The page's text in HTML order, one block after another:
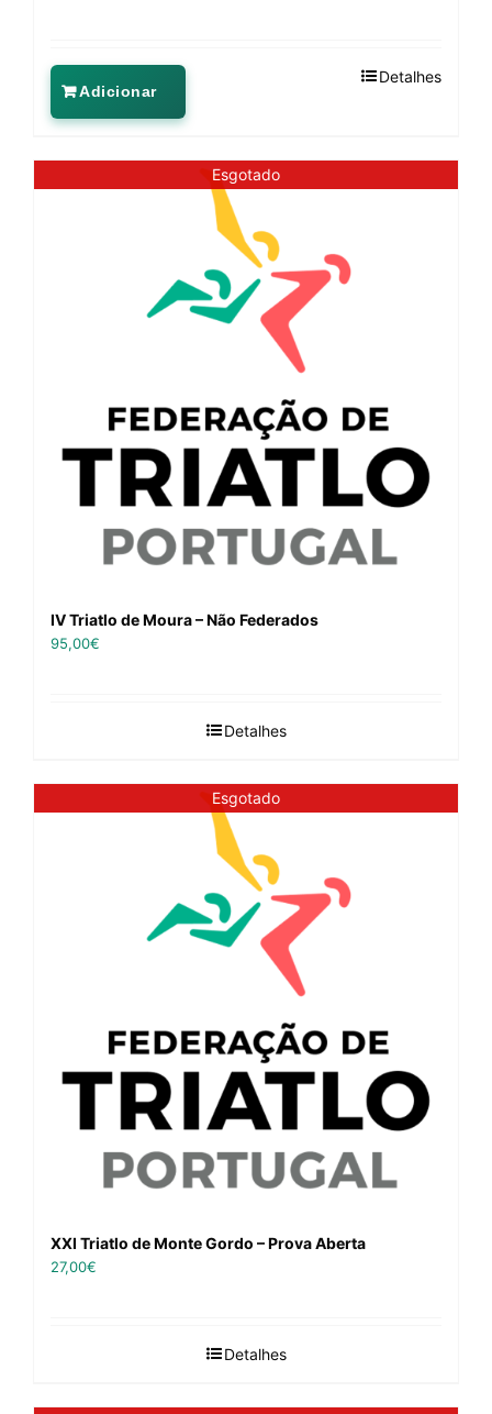
Adicionar
Detalhes
Esgotado
IV Triatlo de Moura – Não Federados
95,00€
Detalhes
Esgotado
XXI Triatlo de Monte Gordo – Prova Aberta
27,00€
Detalhes